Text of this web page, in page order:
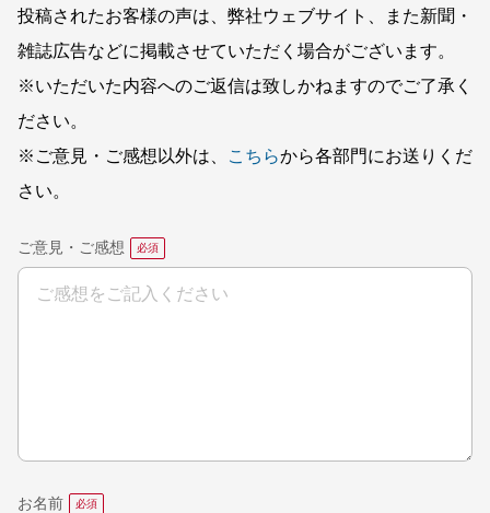
投稿されたお客様の声は、弊社ウェブサイト、また新聞・
雑誌広告などに掲載させていただく場合がございます。
※いただいた内容へのご返信は致しかねますのでご了承く
ださい。
※ご意見・ご感想以外は、
こちらから各部門にお送りくだ
さい。
ご意見・ご感想
お名前